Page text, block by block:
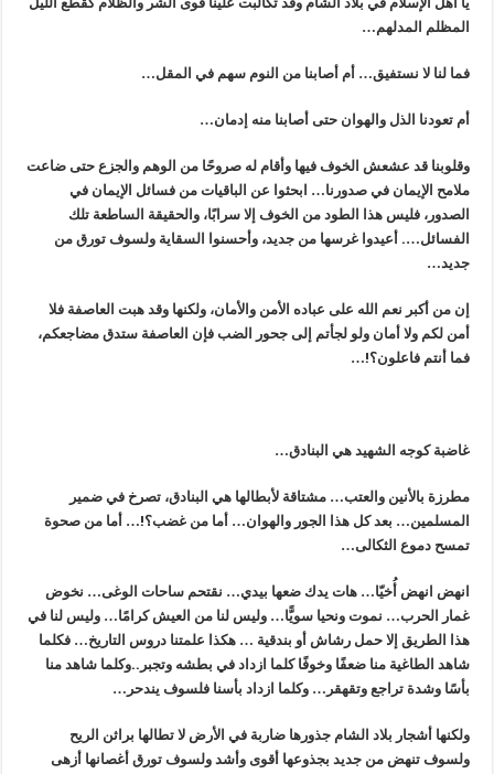
المظلم المدلهم…
فما لنا لا نستفيق… أم أصابنا من النوم سهم في المقل…
أم تعودنا الذل والهوان حتى أصابنا منه إدمان…
وقلوبنا قد عشعش الخوف فيها وأقام له صروحًا من الوهم والجزع حتى ضاعت
ملامح الإيمان في صدورنا… ابحثوا عن الباقيات من فسائل الإيمان في
الصدور، فليس هذا الطود من الخوف إلا سرابًا، والحقيقة الساطعة تلك
الفسائل…. أعيدوا غرسها من جديد، وأحسنوا السقاية ولسوف تورق من
جديد…
إن من أكبر نعم الله على عباده الأمن والأمان، ولكنها وقد هبت العاصفة فلا
أمن لكم ولا أمان ولو لجأتم إلى جحور الضب فإن العاصفة ستدق مضاجعكم،
فما أنتم فاعلون؟!…
غاضبة كوجه الشهيد هي البنادق…
مطرزة بالأنين والعتب… مشتاقة لأبطالها هي البنادق، تصرخ في ضمير
المسلمين… بعد كل هذا الجور والهوان… أما من غضب؟!… أما من صحوة
تمسح دموع الثكالى…
انهض انهض أُخيّا… هات يدك ضعها بيدي… نقتحم ساحات الوغى… نخوض
غمار الحرب… نموت ونحيا سويًّا… وليس لنا من العيش كرامًا… وليس لنا في
هذا الطريق إلا حمل رشاش أو بندقية … هكذا علمتنا دروس التاريخ… فكلما
شاهد الطاغية منا ضعفًا وخوفًا كلما ازداد في بطشه وتجبر..وكلما شاهد منا
بأسًا وشدة تراجع وتقهقر… وكلما ازداد بأسنا فلسوف يندحر…
ولكنها أشجار بلاد الشام جذورها ضاربة في الأرض لا تطالها براثن الريح
ولسوف تنهض من جديد بجذوعها أقوى وأشد ولسوف تورق أغصانها أزهى